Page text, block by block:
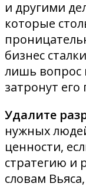
и другими
которые
бизнес
лишь вопрос
затронут
Удалите
нужных
ценности,
стратегию и
словам